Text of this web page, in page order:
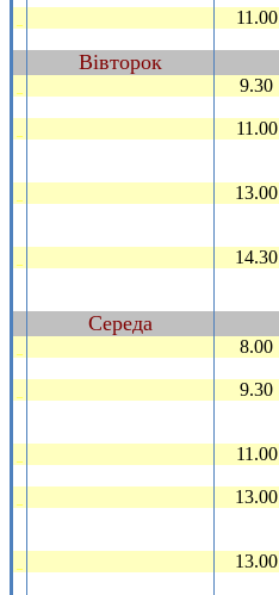
11.00
Вiвторок
9.30
11.00
13.00
14.30
Середа
8.00
9.30
11.00
13.00
13.00